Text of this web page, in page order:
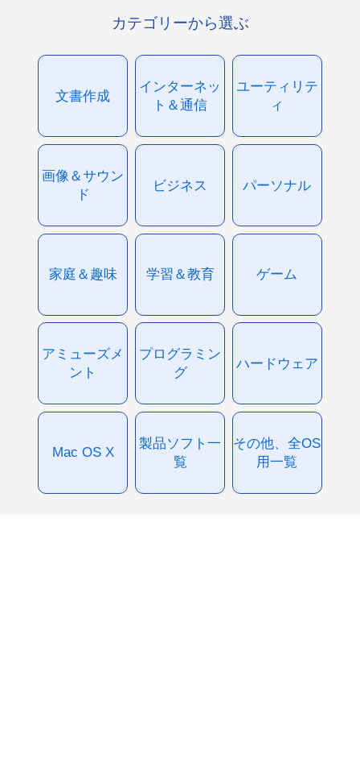
カテゴリーから選ぶ
文書作成
インターネッ
ト＆通信
ユーティリテ
ィ
画像＆サウン
ド
ビジネス パーソナル
家庭＆趣味 学習＆教育 ゲーム
アミューズメ
ント
プログラミン
グ
ハードウェア
Mac OS X
製品ソフト一
覧
その他、全OS
用一覧